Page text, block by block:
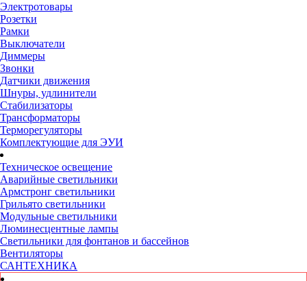
Электротовары
Розетки
Рамки
Выключатели
Диммеры
Звонки
Датчики движения
Шнуры, удлинители
Стабилизаторы
Трансформаторы
Терморегуляторы
Комплектующие для ЭУИ
Техническое освещение
Аварийные светильники
Армстронг светильники
Грильято светильники
Модульные светильники
Люминесцентные лампы
Светильники для фонтанов и бассейнов
Вентиляторы
САНТЕХНИКА